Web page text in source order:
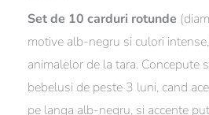
Set de 10 carduri rotunde
motive alb-negru si culori
animalelor de la tara. Concepute
bebelusi de peste 3 luni, cand
pe langa alb-negru, si accente
-
HANNIline